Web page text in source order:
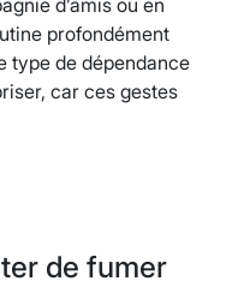
d’amis ou en
profondément
type de dépendance
car ces gestes
de fumer